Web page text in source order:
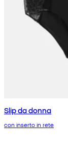
Slip da donna
con inserto in rete